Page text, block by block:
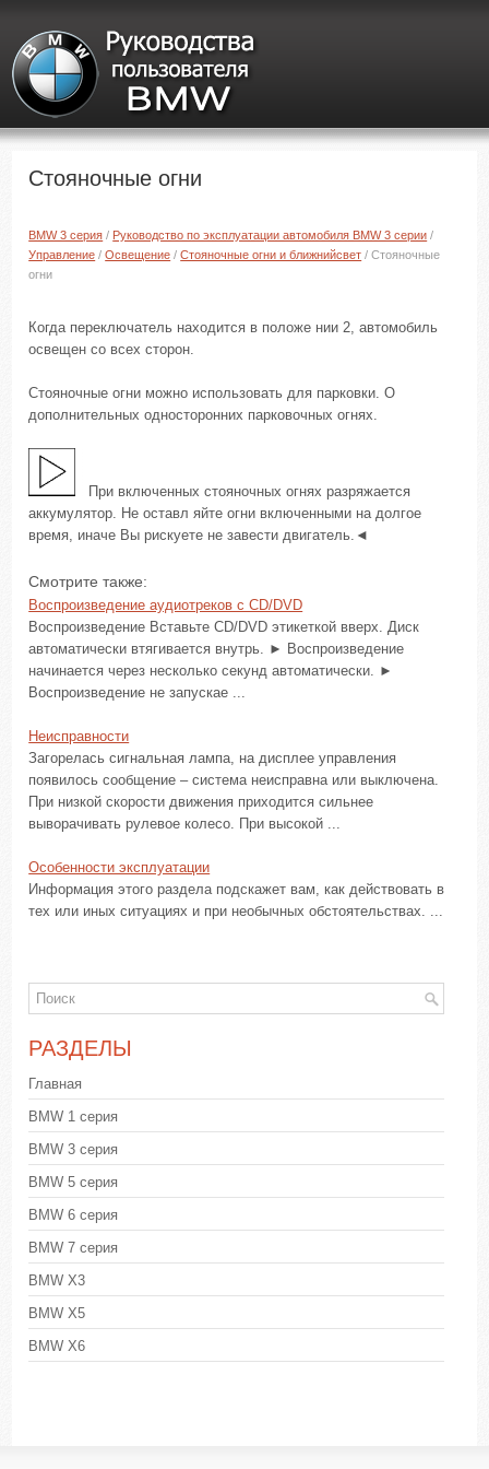
Стояночные огни
BMW 3 серия / Руководство по эксплуатации автомобиля BMW 3 серии /
Управление /Освещение /Стояночные огни и ближнийсвет / Стояночные
огни
Когда переключатель находится в положе нии 2, автомобиль
освещен со всех сторон.
Стояночные огни можно использовать для парковки. О
дополнительных односторонних парковочных огнях.
При включенных стояночных огнях разряжается
аккумулятор. Не оставл яйте огни включенными на долгое
время, иначе Вы рискуете не завести двигатель.◄
Смотрите также:
Воспроизведение аудиотреков с CD/DVD
Воспроизведение Вставьте CD/DVD этикеткой вверх. Диск
автоматически втягивается внутрь. ► Воспроизведение
начинается через несколько секунд автоматически. ►
Воспроизведение не запускае ...
Неисправности
Загорелась сигнальная лампа, на дисплее управления
появилось сообщение – система неисправна или выключена.
При низкой скорости движения приходится сильнее
выворачивать рулевое колесо. При высокой ...
Особенности эксплуатации
Информация этого раздела подскажет вам, как действовать в
тех или иных ситуациях и при необычных обстоятельствах. ...
РАЗДЕЛЫ
Главная
BMW 1 серия
BMW 3 серия
BMW 5 серия
BMW 6 серия
BMW 7 серия
BMW X3
BMW X5
BMW X6